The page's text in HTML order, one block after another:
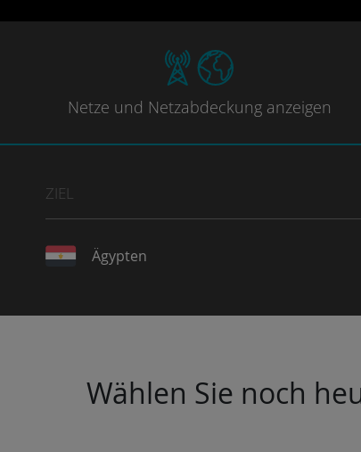
Netze und Netzabdeckung anzeigen
ZIEL
Ägypten
Wählen Sie noch